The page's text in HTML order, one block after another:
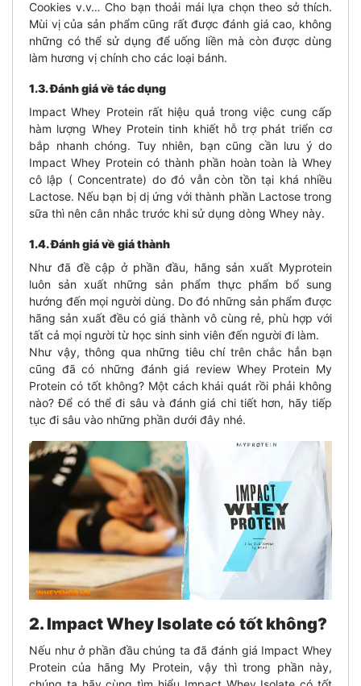
Cookies v.v… Cho bạn thoải mái lựa chọn theo sở thích.
Mùi vị của sản phẩm cũng rất được đánh giá cao, không
những có thể sử dụng để uống liền mà còn được dùng
làm hương vị chính cho các loại bánh.
1.3. Đánh giá về tác dụng
Impact Whey Protein rất hiệu quả trong việc cung cấp
hàm lượng Whey Protein tinh khiết hỗ trợ phát triển cơ
bắp nhanh chóng. Tuy nhiên, bạn cũng cần lưu ý do
Impact Whey Protein có thành phần hoàn toàn là Whey
cô lập ( Concentrate) do đó vẫn còn tồn tại khá nhiều
Lactose. Nếu bạn bị dị ứng với thành phần Lactose trong
sữa thì nên cân nhắc trước khi sử dụng dòng Whey này.
1.4. Đánh giá về giá thành
Như đã đề cập ở phần đầu, hãng sản xuất Myprotein
luôn sản xuất những sản phẩm thực phẩm bổ sung
hướng đến mọi người dùng. Do đó những sản phẩm được
hãng sản xuất đều có giá thành vô cùng rẻ, phù hợp với
tất cả mọi người từ học sinh sinh viên đến người đi làm.
Như vậy, thông qua những tiêu chí trên chắc hẳn bạn
cũng đã có những đánh giá review Whey Protein My
Protein có tốt không? Một cách khái quát rồi phải không
nào? Để có thể đi sâu và đánh giá chi tiết hơn, hãy tiếp
tục đi sâu vào những phần dưới đây nhé.
2. Impact Whey Isolate có tốt không?
Nếu như ở phần đầu chúng ta đã đánh giá Impact Whey
Protein của hãng My Protein, vậy thì trong phần này,